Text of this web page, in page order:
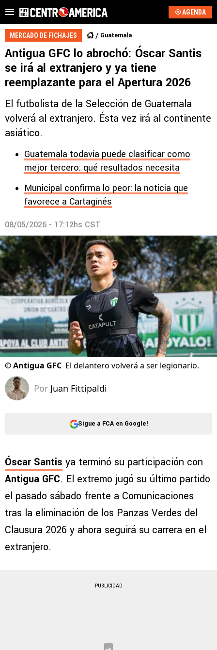
AGENDA
MERCADO DE FICHAJES Guatemala
Antigua GFC lo abrochó: Óscar Santis
se irá al extranjero y ya tiene
reemplazante para el Apertura 2026
El futbolista de la Selección de Guatemala
volverá al extranjero. Ésta vez irá al continente
asiático.
Guatemala todavía puede clasificar como
mejor tercero: qué resultados necesita
Municipal confirma lo peor: la noticia que
favorece a Cartaginés
08/05/2026 - 17:12hs CST
©Antigua GFC El delantero volverá a ser legionario.
Por Juan Fittipaldi
Sigue a FCA en Google!
Óscar Santis ya terminó su participación con
Antigua GFC. El extremo jugó su último partido
el pasado sábado frente a Comunicaciones
tras la eliminación de los Panzas Verdes del
Clausura 2026 y ahora seguirá su carrera en el
extranjero.
PUBLICIDAD